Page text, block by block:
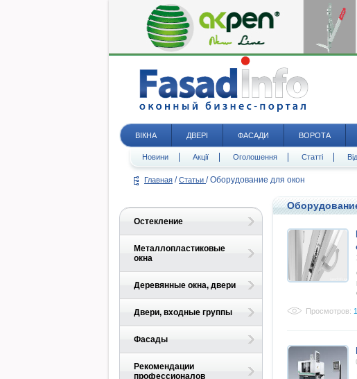
ВІКНА ДВЕРІ ФАСАДИ ВОРОТА
Новини Акції Оголошення Статті
Главная / Статьи / Оборудование для окон
Остекление
Металлопластиковые
окна
Деревянные окна, двери
Двери, входные группы
Фасады
Рекомендации
профессионалов
Просмотров: